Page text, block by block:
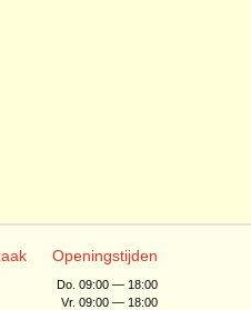
Openingstijden
Do. 09:00 — 18:00
Vr. 09:00 — 18:00